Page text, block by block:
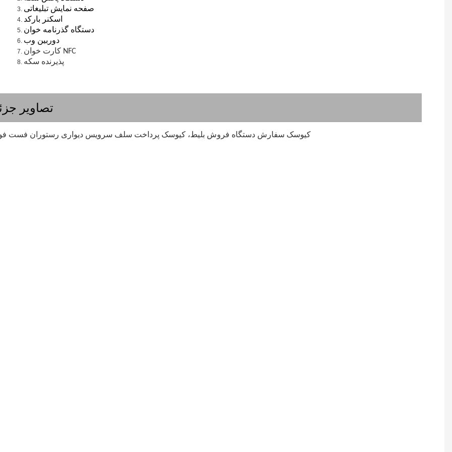
صفحه نمایش تبلیغاتی
اسکنر بارکد
دستگاه گذرنامه خوان
دوربین وب
کارت خوان NFC
پذیرنده سکه
تصاویر